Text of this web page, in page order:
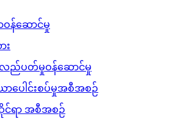
ဝန်ဆောင်မှု
း
ည်ပတ်မှုဝန်ဆောင်မှု
ာပေါင်းစပ်မှုအစီအစဉ်
ရာ အစီအစဉ်